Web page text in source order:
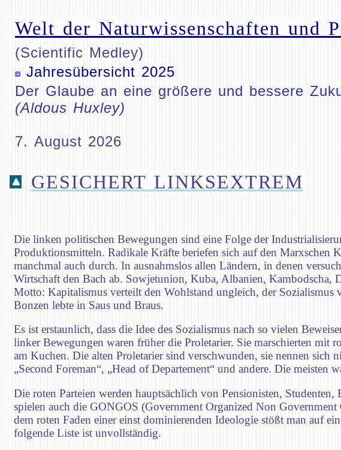
Welt der Naturwissenschaften und
(Scientific Medley)
Jahresübersicht 2025
Der Glaube an eine größere und bessere
(Aldous Huxley)
7. August 2026
GESICHERT LINKSEXTREM
Die linken politischen Bewegungen sind eine Folge der
Produktionsmitteln. Radikale Kräfte beriefen sich auf den Marxschen
manchmal auch durch. In ausnahmslos allen Ländern, in denen
Wirtschaft den Bach ab. Sowjetunion, Kuba, Albanien, Kambodscha,
Motto: Kapitalismus verteilt den Wohlstand ungleich, der
Bonzen lebte in Saus und Braus.
Es ist erstaunlich, dass die Idee des Sozialismus nach so vielen
linker Bewegungen waren früher die Proletarier. Sie marschierten mit
am Kuchen. Die alten Proletarier sind verschwunden, sie nennen sich
„Second Foreman“, „Head of Departement“ und andere. Die meisten
Die roten Parteien werden hauptsächlich von Pensionisten,
spielen auch die GONGOS (Government Organized Non
dem roten Faden einer einst dominierenden Ideologie stößt man auf
folgende Liste ist unvollständig.